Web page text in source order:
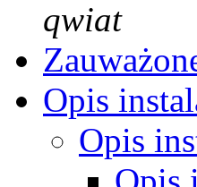
qwiat
Opis
Opis